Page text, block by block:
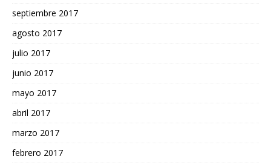
septiembre 2017
agosto 2017
julio 2017
junio 2017
mayo 2017
abril 2017
marzo 2017
febrero 2017